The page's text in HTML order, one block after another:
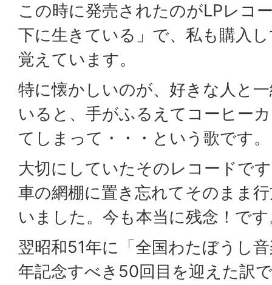
この時に発売されたのがLPレコ
下に生きている」で、私も購入
覚えています。
特に懐かしいのが、好きな人と
いると、手がふるえてコーヒー
てしまって・・・という歌です。
大切にしていたそのレコードで
車の網棚に置き忘れてそのまま
いました。今も本当に残念！で
翌昭和51年に「全国わたぼうし
年記念すべき50回目を迎えた訳